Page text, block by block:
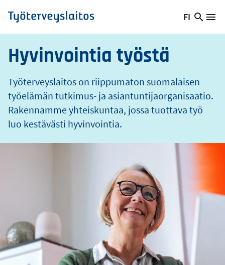
Hyppää
pääsisältöön
Työterveyslaitos
Vaihda
kieltä,
FI
Hae
o
s
Hyvinvointia työstä
Työterveyslaitos on riippumaton suomalaisen
työelämän tutkimus- ja asiantuntijaorganisaatio.
Rakennamme yhteiskuntaa, jossa tuottava työ
luo kestävästi hyvinvointia.